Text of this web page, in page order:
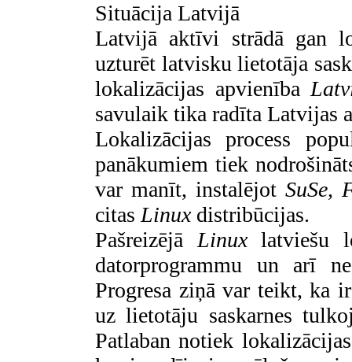
Situācija Latvijā
Latvijā aktīvi strādā gan
uzturēt latvisku lietotāja
lokalizācijas apvienība
savulaik tika radīta Latvijas
Lokalizācijas process
panākumiem tiek
var manīt, instalējot SuSe,
citas Linuxdistribūcijas.
Pašreizējā Linuxlatviešu
datorprogrammu un arī
Progresa ziņā var teikt, ka
uz lietotāju saskarnes
Patlaban notiek